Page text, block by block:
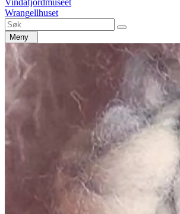
Vindafjordmuseet
Wrangellhuset
Meny